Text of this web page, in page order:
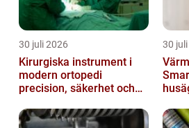
30 juli 2026
Kirurgiska instrument i
modern ortopedi
precision, säkerhet och
30